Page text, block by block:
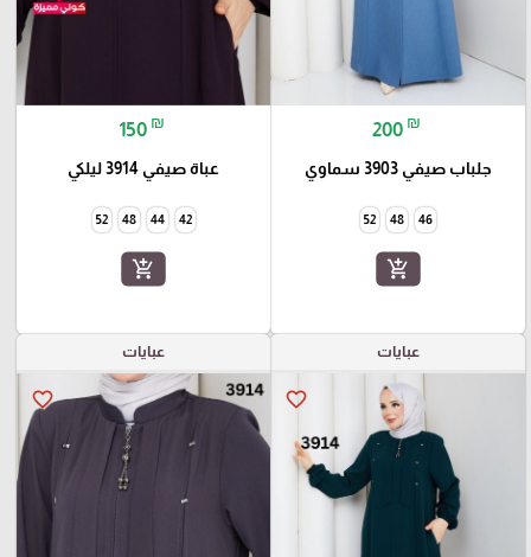
200 ₪
جلباب صيفي 3903 سماوي
46
48
52
add_shopping_cart
150 ₪
عباة صيفي 3914 ليلكي
42
44
48
52
add_shopping_cart
عبايات
favorite_border
عبايات
favorite_border